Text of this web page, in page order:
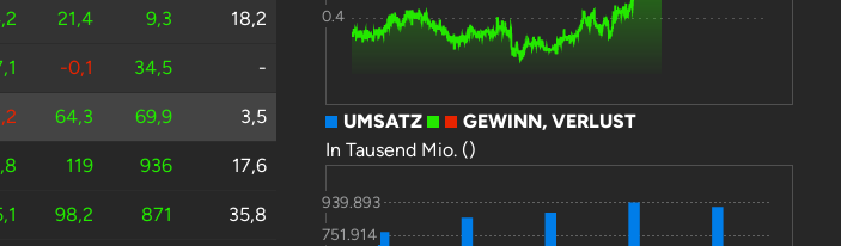
21,4 9,3 18,2
-0,1 34,5 -
64,3 69,9 3,5
119 936 17,6
98,2 871 35,8
0.4
UMSATZ
GEWINN, VERLUST
In Tausend Mio. ()
939.893
751.914